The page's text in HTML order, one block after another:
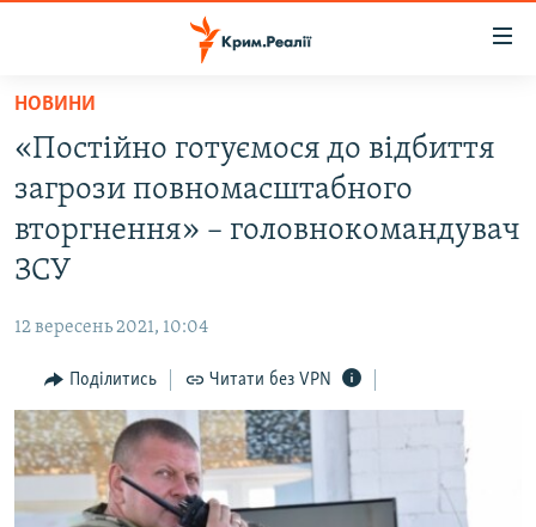
Перейти
основного
матеріалу
Перейти
до
основної
Перейти
пошуку
ВІДЕО ТА ФОТО
ПОЛІТИКА
ПОГЛЯД
ІНТЕРВ'Ю
ВСЕ ЗА ДЕНЬ
СПЕЦПРОЕКТИ
ДЕПОРТАЦІЯ
ЯК ОБІЙТИ БЛОКУВАННЯ
НОВИНИ
«Постійно готуємося до відбиття
загрози повномасштабного
вторгнення» – головнокомандувач
ЗСУ
12 вересень 2021, 10:04
Поділитись Читати без VPN